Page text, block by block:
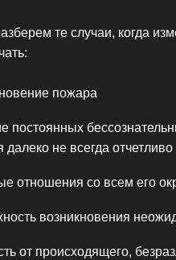
те случаи, когда
пожара
постоянных
далеко не всегда
отношения со всем его
возникновения
от происходящего,